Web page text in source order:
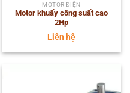
MOTOR ĐIỆN
Motor khuấy công suất cao
2Hp
Liên hệ